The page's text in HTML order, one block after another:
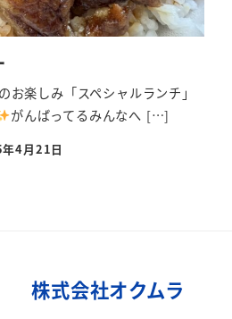
お楽しみ「スペシャルランチ」
がんばってるみんなへ […]
4月21日
株式会社オクムラ